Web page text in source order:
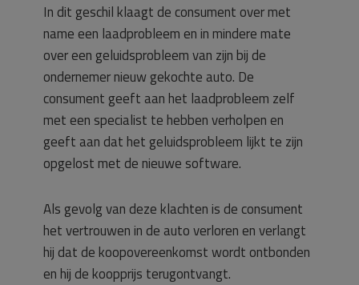
In dit geschil klaagt de consument over met
name een laadprobleem en in mindere mate
over een geluidsprobleem van zijn bij de
ondernemer nieuw gekochte auto. De
consument geeft aan het laadprobleem zelf
met een specialist te hebben verholpen en
geeft aan dat het geluidsprobleem lijkt te zijn
opgelost met de nieuwe software.
Als gevolg van deze klachten is de consument
het vertrouwen in de auto verloren en verlangt
hij dat de koopovereenkomst wordt ontbonden
en hij de koopprijs terugontvangt.